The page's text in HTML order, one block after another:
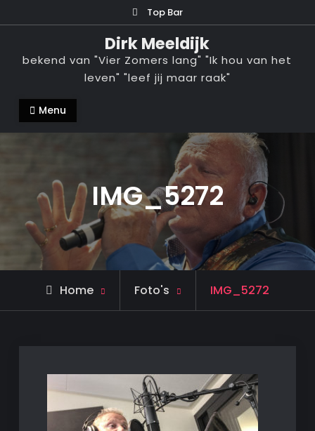
naar
inhoud
Top Bar
Dirk Meeldijk
bekend van "Vier Zomers lang" "Ik hou van het
leven" "leef jij maar raak"
Menu
IMG_5272
Home Foto's IMG_5272